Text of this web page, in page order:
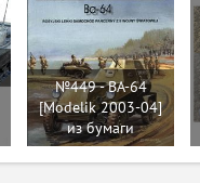
№449 - BA-64
[Modelik 2003-04]
из бумаги